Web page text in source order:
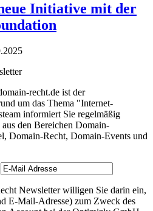
Initiative mit der
recht.de ist der
um das Thema "Internet-
informiert Sie regelmäßig
den Bereichen Domain-
Domain-Recht, Domain-Events und
Newsletter willigen Sie darin ein,
E-Mail-Adresse) zum Zweck des